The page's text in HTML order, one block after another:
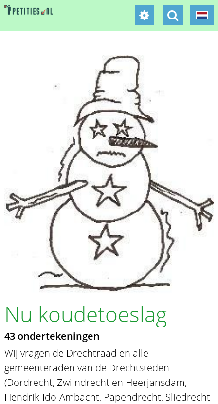
Nu koudetoeslag
43 ondertekeningen
Wij vragen de Drechtraad en alle
gemeenteraden van de Drechtsteden
(Dordrecht, Zwijndrecht en Heerjansdam,
Hendrik-Ido-Ambacht, Papendrecht, Sliedrecht